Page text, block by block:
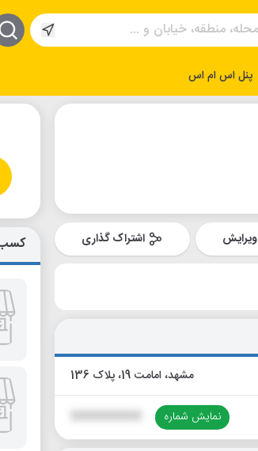
پنل اس ام اس
ویرایش اشتراک گذاری
مشهد، امامت 19، پلاک 136
نمایش شماره XXXXXXXXXX
کسب